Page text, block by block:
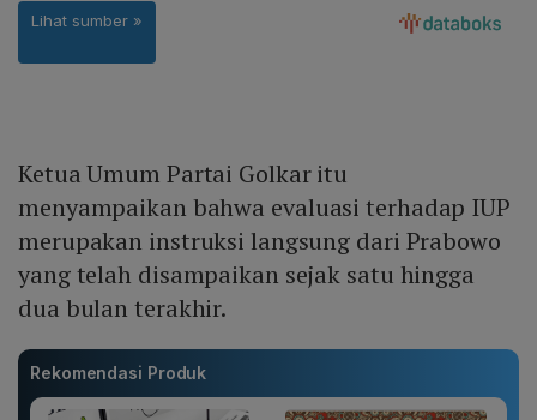
Ketua Umum Partai Golkar itu
menyampaikan bahwa evaluasi terhadap IUP
merupakan instruksi langsung dari Prabowo
yang telah disampaikan sejak satu hingga
dua bulan terakhir.
Rekomendasi Produk